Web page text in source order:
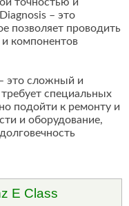
– это
позволяет проводить
и компонентов
это сложный и
специальных
подойти к ремонту и
и оборудование,
E Class